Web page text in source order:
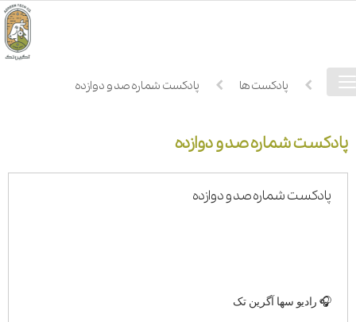
فهرست
دسترسیخانه پادکست ها پادکست شماره صد و دوازده
پادکست شماره صد و دوازده
پادکست شماره صد و دوازده
🎧 رادیو سها آگرین تک